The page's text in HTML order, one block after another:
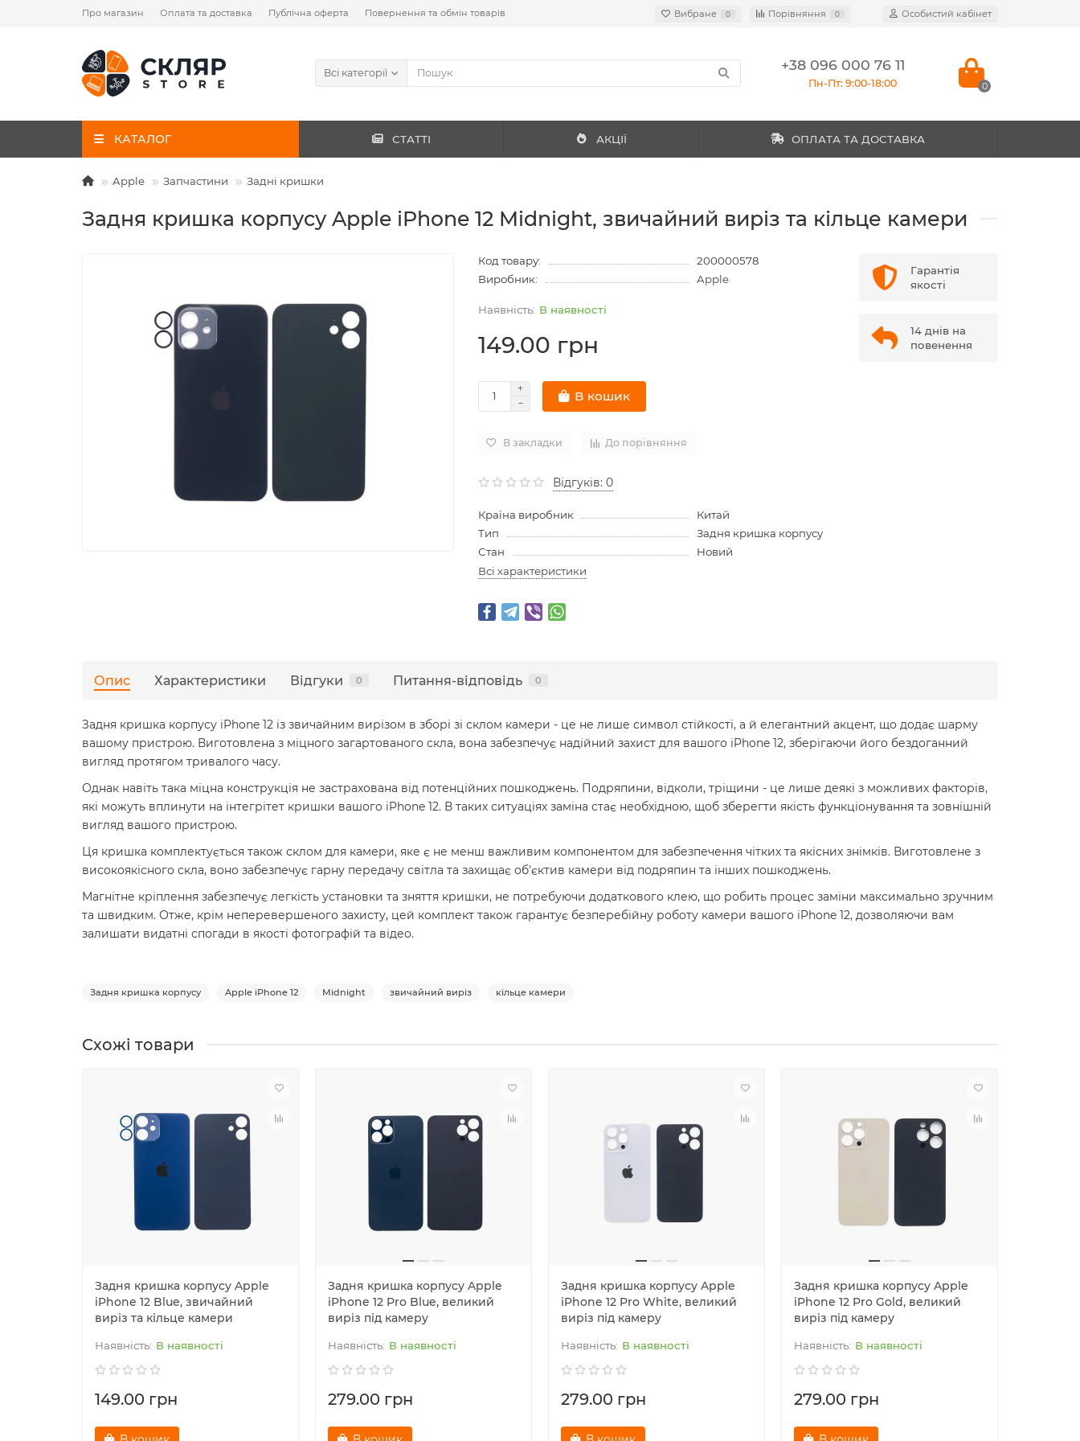
Про магазин Оплата та доставка Публічна оферта Повернення та обмін товарів Вибране 0 Порівняння 0 Особистий кабінет
Всі категорії +38 096 000 76 11
Пн-Пт: 9:00-18:00 0
КАТАЛОГ СТАТТІ АКЦІЇ ОПЛАТА ТА ДОСТАВКА
Apple Запчастини Задні кришки
Задня кришка корпусу Apple iPhone 12 Midnight, звичайний виріз та кільце камери
Код товару:
200000578
Виробник:
Apple
В наявності
149.00 грн
В кошик
В закладки До порівняння
Відгуків: 0
Країна виробник
Китай
Тип
Задня кришка корпусу
Стан
Новий
Всі характеристики
Гарантія
якості
14 днів на
повенення
Опис Характеристики Відгуки 0 Питання-відповідь 0
Задня кришка корпусу iPhone 12 із звичайним вирізом в зборі зі склом камери - це не лише символ стійкості, а й елегантний акцент, що додає шарму
вашому пристрою. Виготовлена з міцного загартованого скла, вона забезпечує надійний захист для вашого iPhone 12, зберігаючи його бездоганний
вигляд протягом тривалого часу.
Однак навіть така міцна конструкція не застрахована від потенційних пошкоджень. Подряпини, відколи, тріщини - це лише деякі з можливих факторів,
які можуть вплинути на інтегрітет кришки вашого iPhone 12. В таких ситуаціях заміна стає необхідною, щоб зберегти якість функціонування та зовнішній
вигляд вашого пристрою.
Ця кришка комплектується також склом для камери, яке є не менш важливим компонентом для забезпечення чітких та якісних знімків. Виготовлене з
високоякісного скла, воно забезпечує гарну передачу світла та захищає об'єктив камери від подряпин та інших пошкоджень.
Магнітне кріплення забезпечує легкість установки та зняття кришки, не потребуючи додаткового клею, що робить процес заміни максимально зручним
та швидким. Отже, крім неперевершеного захисту, цей комплект також гарантує безперебійну роботу камери вашого iPhone 12, дозволяючи вам
залишати видатні спогади в якості фотографій та відео.
Задня кришка корпусу Apple iPhone 12 Midnight звичайний виріз кільце камери
Схожі товари
Задня кришка корпусу Apple
iPhone 12 Blue, звичайний
виріз та кільце камери
В наявності
149.00 грн
Задня кришка корпусу Apple
iPhone 12 Pro Blue, великий
виріз під камеру
В наявності
279.00 грн
Задня кришка корпусу Apple
iPhone 12 Pro White, великий
виріз під камеру
В наявності
279.00 грн
Задня кришка корпусу Apple
iPhone 12 Pro Gold, великий
виріз під камеру
В наявності
279.00 грн